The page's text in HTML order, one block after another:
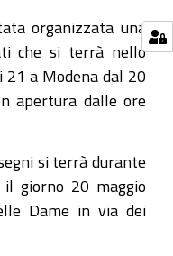
organizzata una
che si terrà nello
21 a Modena dal 20
apertura dalle ore
si terrà durante
il giorno 20 maggio
Dame in via dei